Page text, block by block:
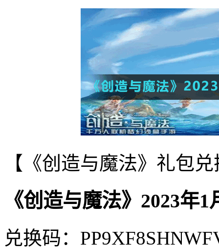
【《创造与魔法》礼包
《创造与魔法》2023年
兑换码：